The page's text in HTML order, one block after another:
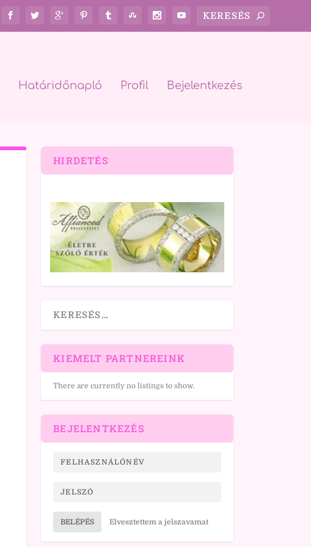
Határidőnapló Profil Bejelentkezés
HIRDETÉS
KIEMELT PARTNEREINK
There are currently no listings to show.
BEJELENTKEZÉS
BELÉPÉS Elvesztettem a jelszavamat